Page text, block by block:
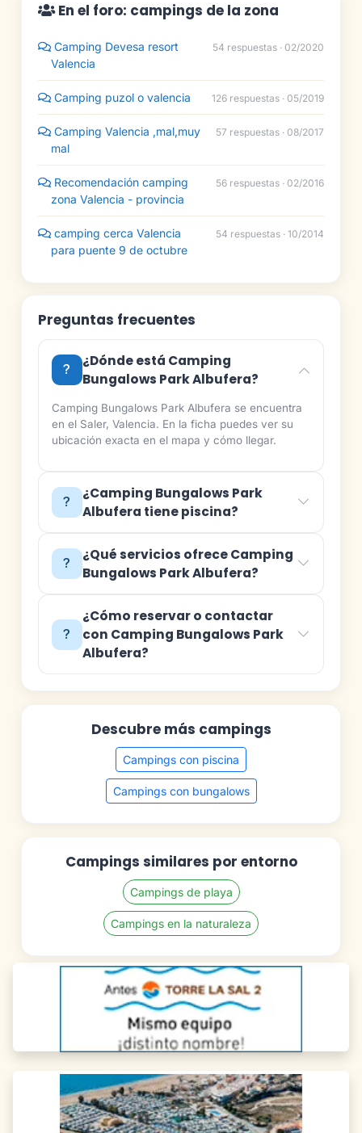
En el foro: campings de la zona
Camping Devesa resort
Valencia
54 respuestas · 02/2020
Camping puzol o valencia 126 respuestas · 05/2019
Camping Valencia ,mal,muy
mal
57 respuestas · 08/2017
Recomendación camping
zona Valencia - provincia
56 respuestas · 02/2016
camping cerca Valencia
para puente 9 de octubre
54 respuestas · 10/2014
Preguntas frecuentes
¿Dónde está Camping
Bungalows Park Albufera?
Camping Bungalows Park Albufera se encuentra
en el Saler, Valencia. En la ficha puedes ver su
ubicación exacta en el mapa y cómo llegar.
¿Camping Bungalows Park
Albufera tiene piscina?
¿Qué servicios ofrece Camping
Bungalows Park Albufera?
¿Cómo reservar o contactar
con Camping Bungalows Park
Albufera?
Descubre más campings
Campings con piscina
Campings con bungalows
Campings similares por entorno
Campings de playa
Campings en la naturaleza